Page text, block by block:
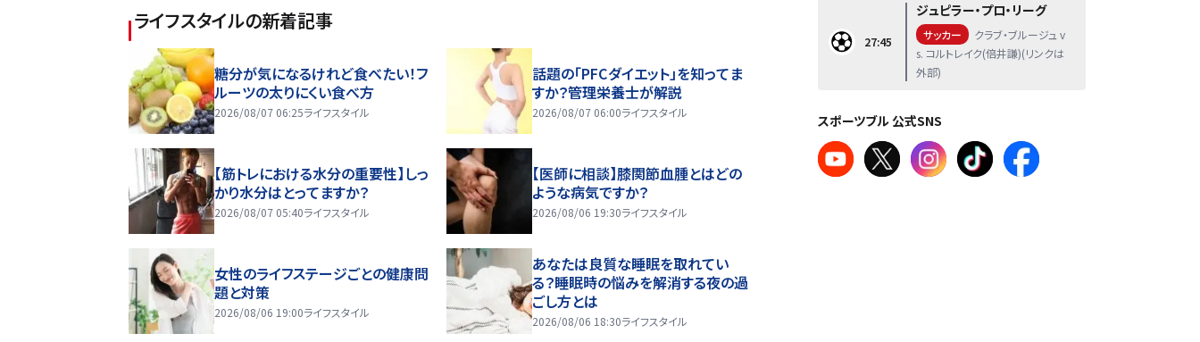
ライフスタイルの新着記事
糖分が気になるけれど食べたい！フ
ルーツの太りにくい食べ方
2026/08/07 06:25ライフスタイル
話題の「PFCダイエット」を知ってま
すか？管理栄養士が解説
2026/08/07 06:00ライフスタイル
【筋トレにおける水分の重要性】しっ
かり水分はとってますか？
2026/08/07 05:40ライフスタイル
【医師に相談】膝関節血腫とはどの
ような病気ですか？
2026/08/06 19:30ライフスタイル
女性のライフステージごとの健康問
題と対策
2026/08/06 19:00ライフスタイル
あなたは良質な睡眠を取れてい
る？睡眠時の悩みを解消する夜の過
ごし方とは
2026/08/06 18:30ライフスタイル
27:45
ジュピラー・プロ・リーグ
サッカー
クラブ・ブルージュ v
s. コルトレイク(倍井謙)(リンクは
外部)
スポーツブル 公式SNS